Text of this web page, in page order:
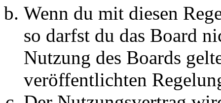
Wenn du mit diesen
so darfst du das Board
Nutzung des Boards
veröffentlichten